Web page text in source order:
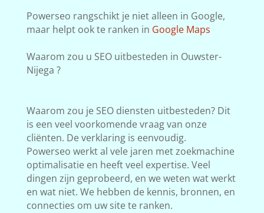
Powerseo rangschikt je niet alleen in Google,
maar helpt ook te ranken in Google Maps
Waarom zou u SEO uitbesteden in Ouwster-
Nijega ?
Waarom zou je SEO diensten uitbesteden? Dit
is een veel voorkomende vraag van onze
cliënten. De verklaring is eenvoudig.
Powerseo werkt al vele jaren met zoekmachine
optimalisatie en heeft veel expertise. Veel
dingen zijn geprobeerd, en we weten wat werkt
en wat niet. We hebben de kennis, bronnen, en
connecties om uw site te ranken.